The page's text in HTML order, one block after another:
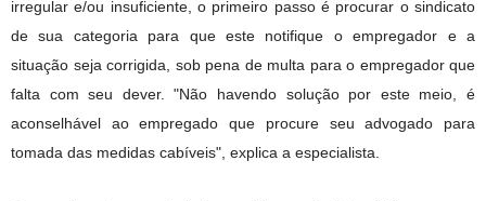
irregular e/ou insuficiente, o primeiro passo é procurar o sindicato
de sua categoria para que este notifique o empregador e a
situação seja corrigida, sob pena de multa para o empregador que
falta com seu dever. "Não havendo solução por este meio, é
aconselhável ao empregado que procure seu advogado para
tomada das medidas cabíveis", explica a especialista.